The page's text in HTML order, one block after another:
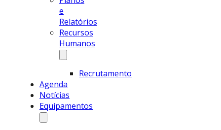
e
Relatórios
Recursos
Humanos
Recrutamento
Agenda
Notícias
Equipamentos